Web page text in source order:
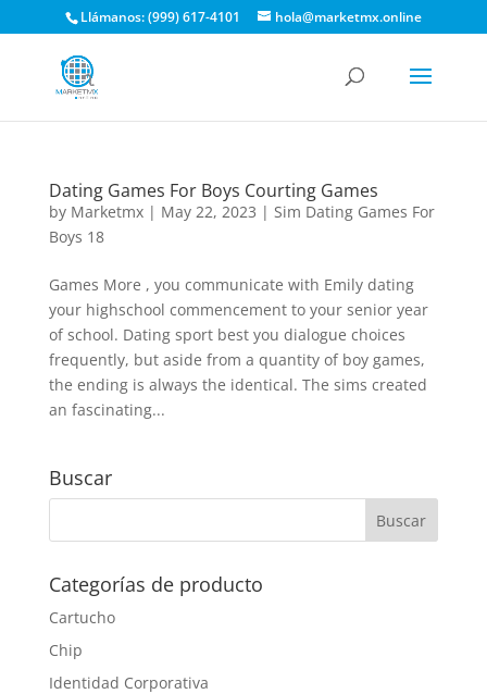
Llámanos: (999) 617-4101 hola@marketmx.online
Dating Games For Boys Courting Games
by Marketmx| May 22, 2023 | Sim Dating Games For
Boys 18
Games More , you communicate with Emily dating
your highschool commencement to your senior year
of school. Dating sport best you dialogue choices
frequently, but aside from a quantity of boy games,
the ending is always the identical. The sims created
an fascinating...
Buscar
Categorías de producto
Cartucho
Chip
Identidad Corporativa